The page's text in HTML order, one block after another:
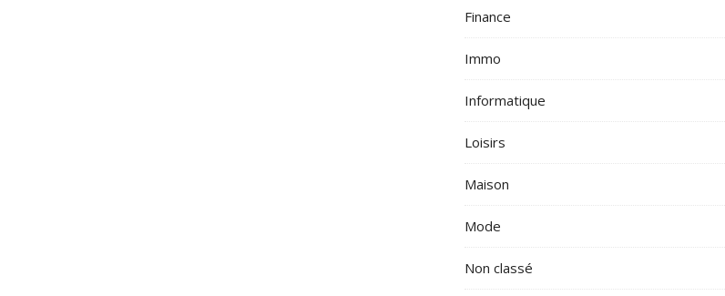
Finance
Immo
Informatique
Loisirs
Maison
Mode
Non classé